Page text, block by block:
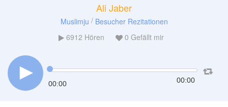
Ali Jaber
Muslimju / Besucher Rezitationen
6912 Hören 0 Gefällt mir
00:00 00:00